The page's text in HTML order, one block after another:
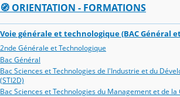
🧭 ORIENTATION - FORMATIONS
Voie générale et technologique (BAC Général
2nde Générale et Technologique
Bac Général
Bac Sciences et Technologies de l'Industrie et du
(STI2D)
Bac Sciences et Technologies du Management et de la